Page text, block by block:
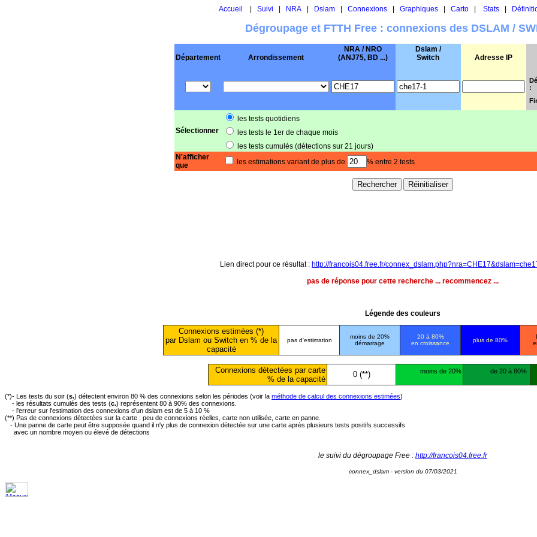
Accueil Suivi NRA| Dslam| Connexions| Graphiques| Carto| Stats|
Dégroupage et FTTH Free : connexions des DSLAM /
Département Arrondissement
NRA / NRO
(ANJ75, BD ...)
Dslam /
Switch
Adresse IP
:
Sélectionner
les tests quotidiens
les tests le 1er de chaque mois
les tests cumulés (détections sur 21 jours)
N'afficher
que
les estimations variant de plus de % entre 2 tests
Lien direct pour ce résultat : http://francois04.free.fr/
pas de réponse pour cette recherche ... recommencez ...
Légende des couleurs
Connexions estimées (*)
par Dslam ou Switch en % de la
capacité
pas d'estimation
moins de 20%
démarrage
20 à 80%
en croissance
plus de 80%
Connexions détectées par carte
% de la capacité
0 (**) moins de 20% de 20 à 80%
(*)- Les tests du soir (s.) détectent environ 80 % des connexions selon les périodes (voir la méthode de calcul des connexions estimées)
- les résultats cumulés des tests (c.) représentent 80 à 90% des connexions.
- l'erreur sur l'estimation des connexions d'un dslam est de 5 à 10 %
(**) Pas de connexions détectées sur la carte : peu de connexions réelles, carte non utilisée, carte en panne.
- Une panne de carte peut être supposée quand il n'y plus de connexion détectée sur une carte après plusieurs tests positifs successifs
avec un nombre moyen ou élevé de détections
le suivi du dégroupage Free : http://francois04.free.fr
connex_dslam - version du 07/03/2021